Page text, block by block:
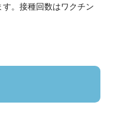
。接種回数はワクチン